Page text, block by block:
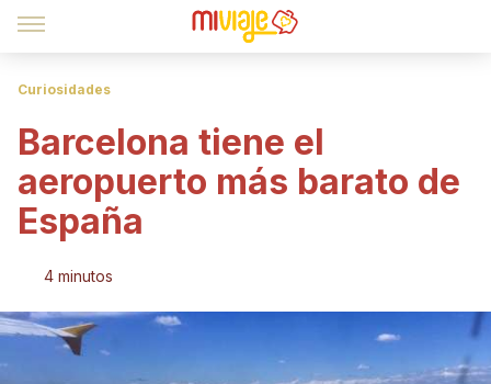
Curiosidades
Barcelona tiene el
aeropuerto más barato de
España
4 minutos